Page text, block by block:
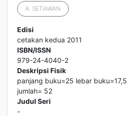
A. SETIAWAN
Edisi
cetakan kedua 2011
ISBN/ISSN
979-24-4040-2
Deskripsi Fisik
panjang buku=25 lebar buku=17,5
jumlah= 52
Judul Seri
-